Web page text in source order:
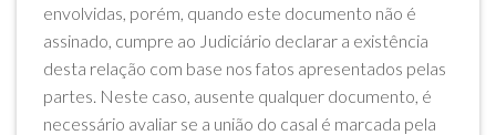
envolvidas, porém, quando este documento não é
assinado, cumpre ao Judiciário declarar a existência
desta relação com base nos fatos apresentados pelas
partes. Neste caso, ausente qualquer documento, é
necessário avaliar se a união do casal é marcada pela